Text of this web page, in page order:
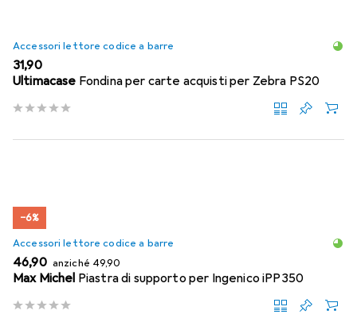
Accessori lettore codice a barre
EUR
31,90
Ultimacase Fondina per carte acquisti per Zebra PS20
−6%
Accessori lettore codice a barre
EUR
46,90 anziché EUR
49,90
Max Michel Piastra di supporto per Ingenico iPP350